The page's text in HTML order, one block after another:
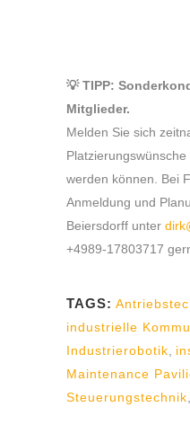
💡 TIPP:
Mitglieder.
Melden Sie sich
werden können. Bei
Anmeldung und
Beiersdorff unter
+4989-17803717
TAGS:
industrielle
Industrierobotik
Maintenance
Steuerungstechnik